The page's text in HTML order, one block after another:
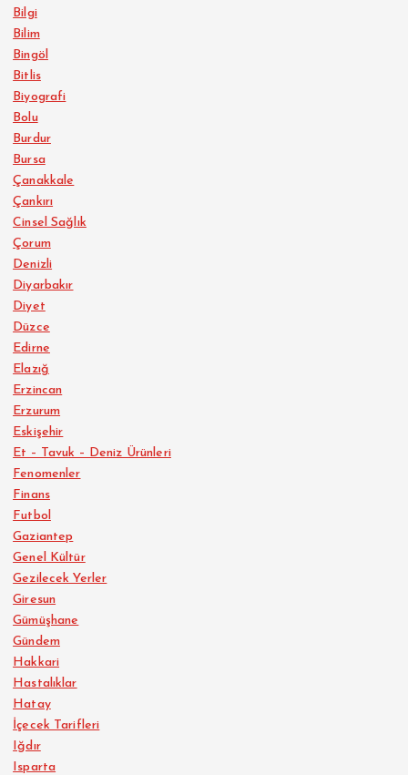
Bilgi
Bilim
Bingöl
Bitlis
Biyografi
Bolu
Burdur
Bursa
Çanakkale
Çankırı
Cinsel Sağlık
Çorum
Denizli
Diyarbakır
Diyet
Düzce
Edirne
Elazığ
Erzincan
Erzurum
Eskişehir
Et – Tavuk – Deniz Ürünleri
Fenomenler
Finans
Futbol
Gaziantep
Genel Kültür
Gezilecek Yerler
Giresun
Gümüşhane
Gündem
Hakkari
Hastalıklar
Hatay
İçecek Tarifleri
Iğdır
Isparta